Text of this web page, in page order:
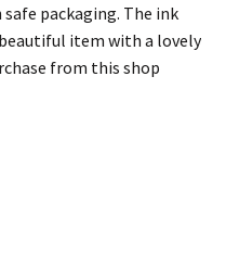
packaging. The ink
beautiful item with a lovely
from this shop